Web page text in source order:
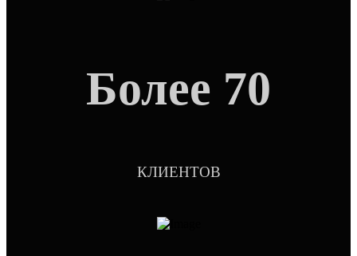
Более 70
КЛИЕНТОВ